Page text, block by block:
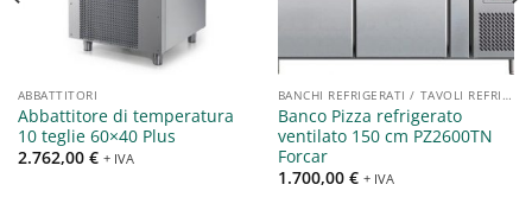
ABBATTITORI
Abbattitore di temperatura
10 teglie 60×40 Plus
2.762,00 € + IVA
BANCHI REFRIGERATI / TAVOLI REFRIGERATI / SALADETTE
Banco Pizza refrigerato
ventilato 150 cm PZ2600TN
Forcar
1.700,00 € + IVA